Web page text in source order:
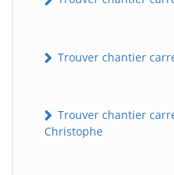
Trouver chantier
Trouver chantier
Christophe